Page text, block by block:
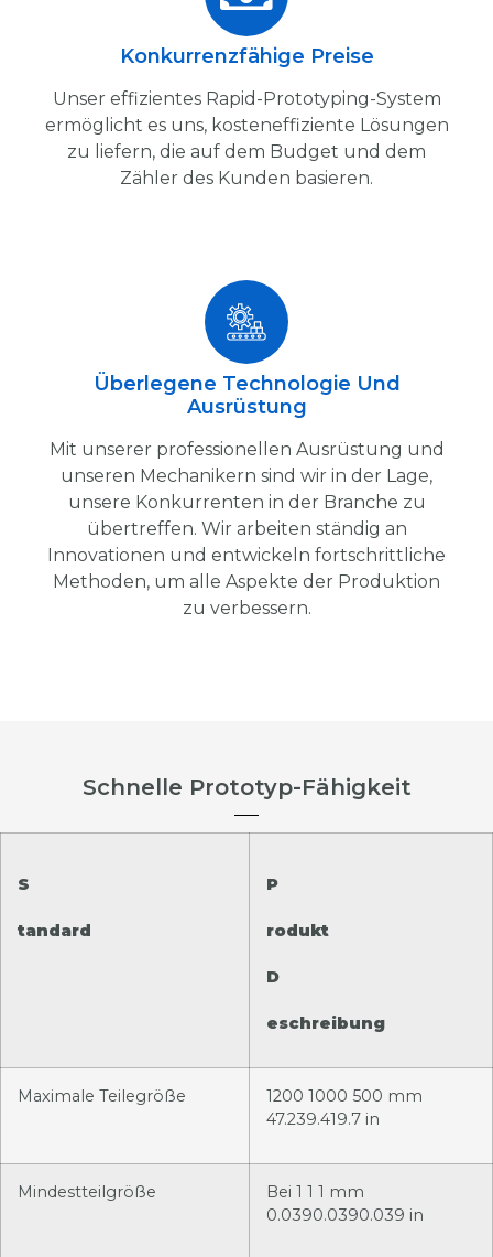
Konkurrenzfähige Preise
Unser effizientes Rapid-Prototyping-System
ermöglicht es uns, kosteneffiziente Lösungen
zu liefern, die auf dem Budget und dem
Zähler des Kunden basieren.
Überlegene Technologie Und
Ausrüstung
Mit unserer professionellen Ausrüstung und
unseren Mechanikern sind wir in der Lage,
unsere Konkurrenten in der Branche zu
übertreffen. Wir arbeiten ständig an
Innovationen und entwickeln fortschrittliche
Methoden, um alle Aspekte der Produktion
zu verbessern.
Schnelle Prototyp-Fähigkeit
S
tandard
P
rodukt
D
eschreibung
Maximale Teilegröße
1200 1000 500 mm
47.239.419.7 in
Mindestteilgröße
Bei 1 1 1 mm
0.0390.0390.039 in